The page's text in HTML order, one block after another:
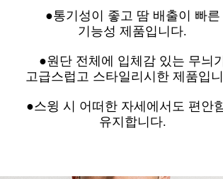
●통기성이 좋고 땀 배출이 빠른
기능성 제품입니다.
●원단 전체에 입체감 있는 무늬
고급스럽고 스타일리시한 제품입
●스윙 시 어떠한 자세에서도 편안
유지합니다.